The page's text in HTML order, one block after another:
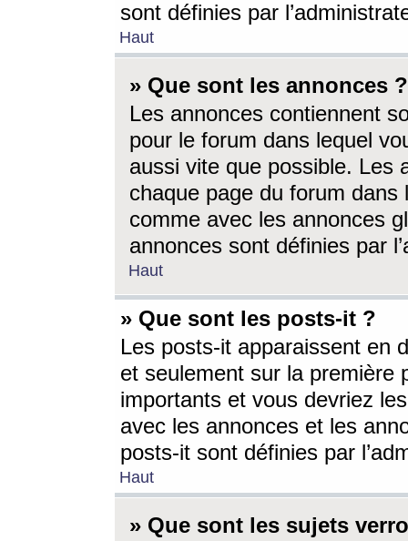
sont définies par
Haut
» Que sont les annonces ?
Les annonces contiennent
pour le forum dans lequel
aussi vite que possible. Les
chaque page du forum dans
comme avec les annonces
annonces sont définies par
Haut
» Que sont les posts-it ?
Les posts-it apparaissent en
et seulement sur la première
importants et vous devriez
avec les annonces et les
posts-it sont définies par
Haut
» Que sont les sujets